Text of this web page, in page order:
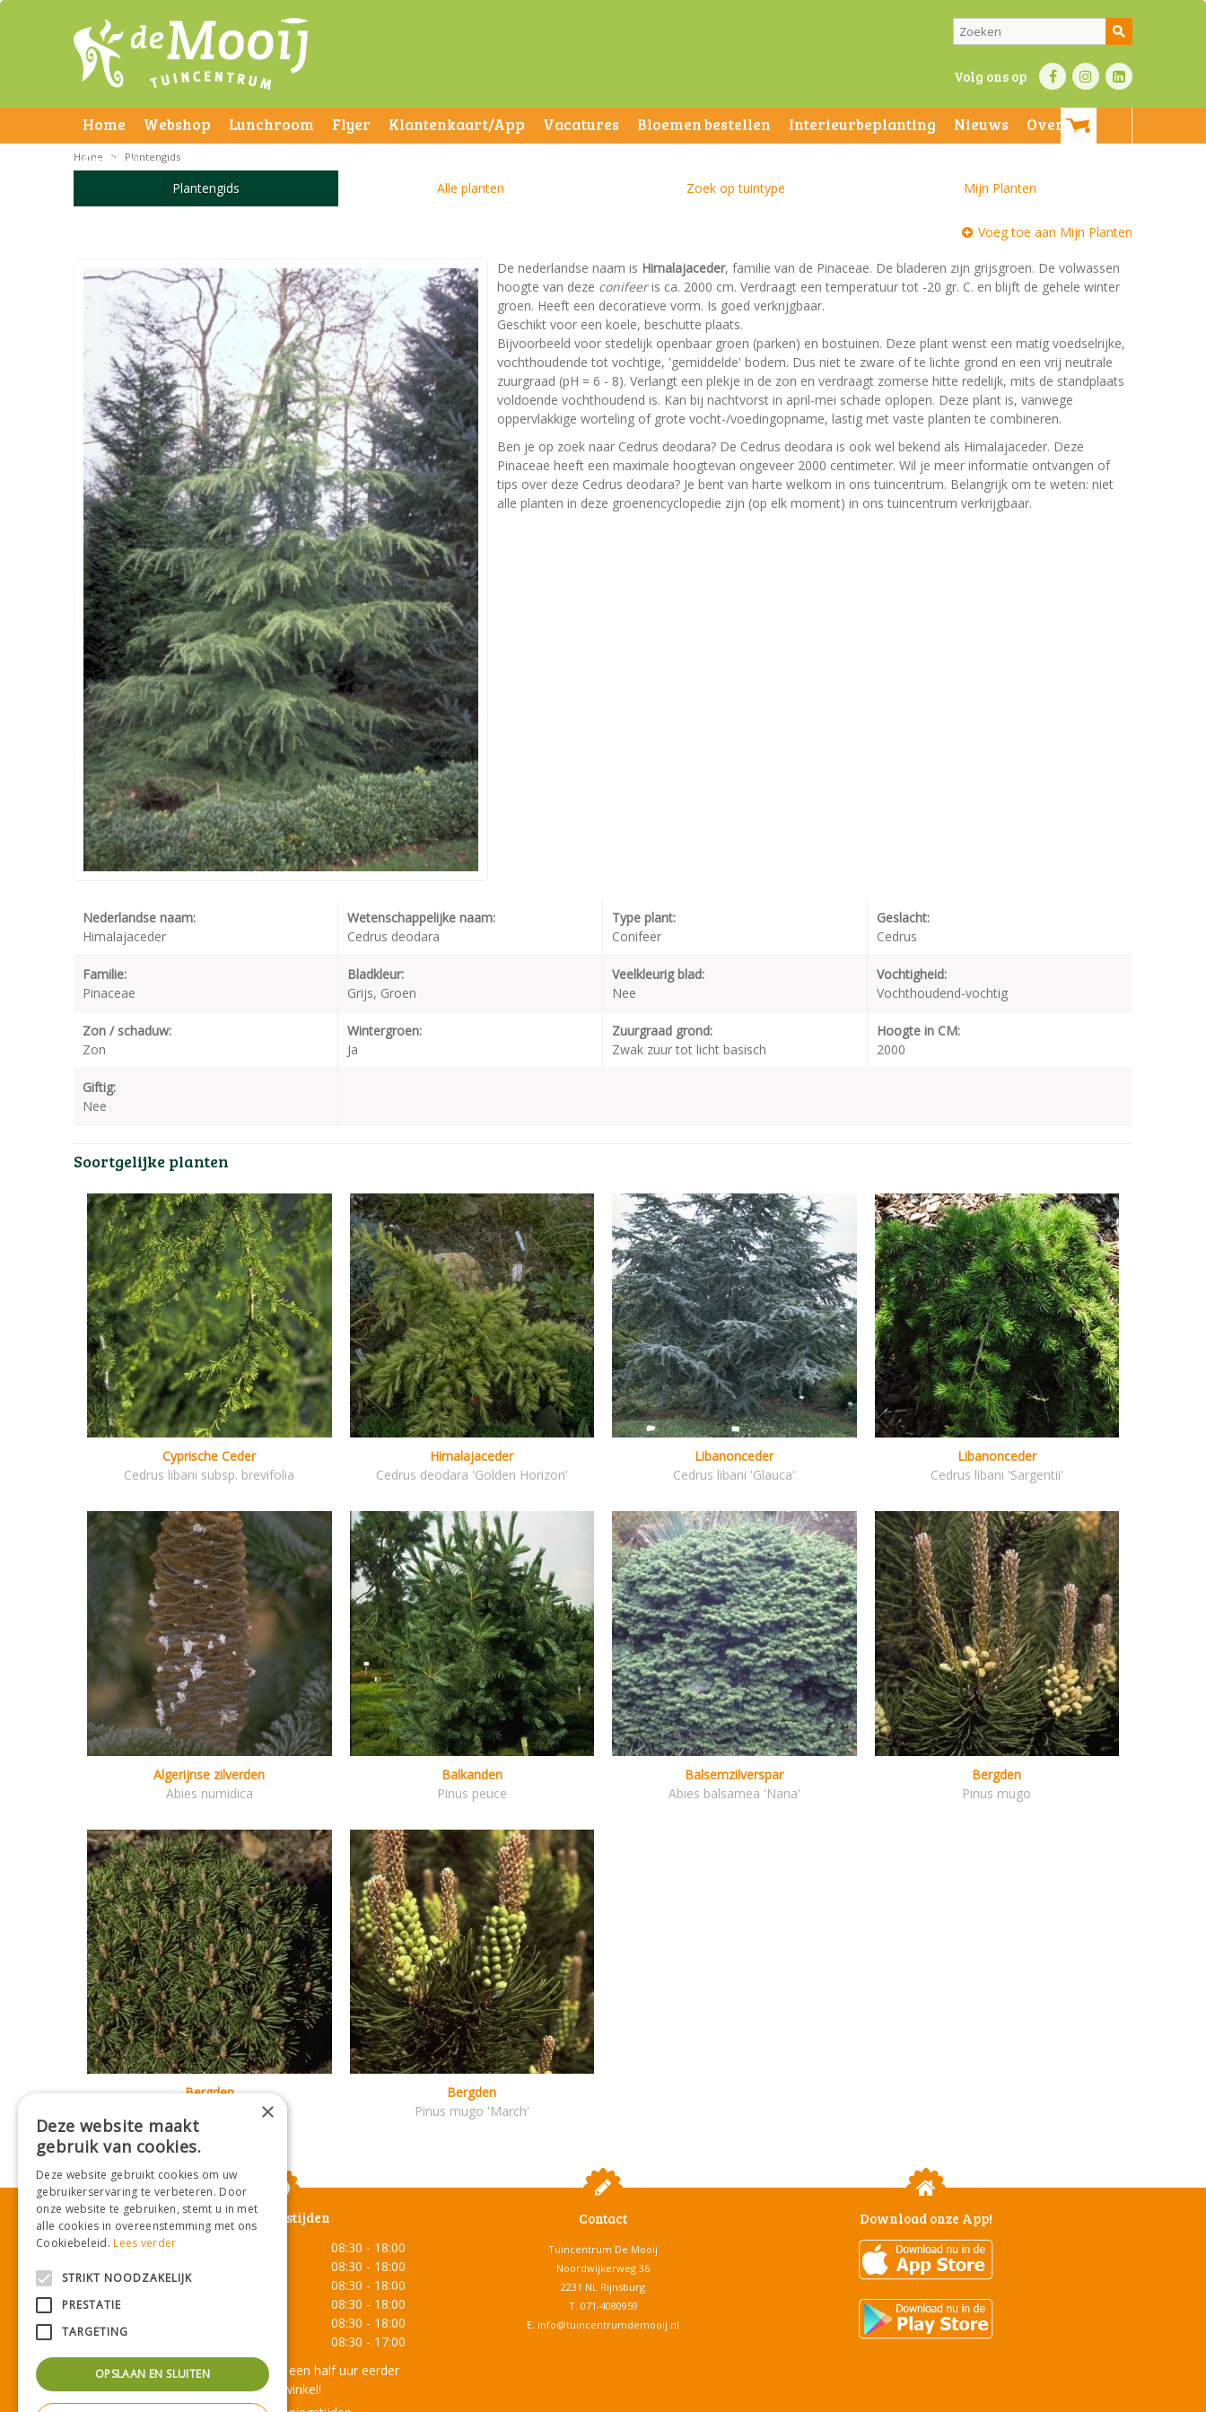
Volg ons op
Home Webshop Lunchroom Flyer Klantenkaart/App Vacatures Bloemen bestellen Interieurbeplanting Nieuws
Over ons
Contact
Home > Plantengids
Plantengids Alle planten Zoek op tuintype Mijn Planten
Voeg toe aan Mijn Planten
De nederlandse naam is Himalajaceder, familie van de Pinaceae. De bladeren zijn grijsgroen. De volwassen
hoogte van deze conifeeris ca. 2000 cm. Verdraagt een temperatuur tot -20 gr. C. en blijft de gehele winter
groen. Heeft een decoratieve vorm. Is goed verkrijgbaar.
Geschikt voor een koele, beschutte plaats.
Bijvoorbeeld voor stedelijk openbaar groen (parken) en bostuinen. Deze plant wenst een matig voedselrijke,
vochthoudende tot vochtige, 'gemiddelde' bodem. Dus niet te zware of te lichte grond en een vrij neutrale
zuurgraad (pH = 6 - 8). Verlangt een plekje in de zon en verdraagt zomerse hitte redelijk, mits de standplaats
voldoende vochthoudend is. Kan bij nachtvorst in april-mei schade oplopen. Deze plant is, vanwege
oppervlakkige worteling of grote vocht-/voedingopname, lastig met vaste planten te combineren.
Ben je op zoek naar Cedrus deodara? De Cedrus deodara is ook wel bekend als Himalajaceder. Deze
Pinaceae heeft een maximale hoogtevan ongeveer 2000 centimeter. Wil je meer informatie ontvangen of
tips over deze Cedrus deodara? Je bent van harte welkom in ons tuincentrum. Belangrijk om te weten: niet
alle planten in deze groenencyclopedie zijn (op elk moment) in ons tuincentrum verkrijgbaar.
Nederlandse naam:
Himalajaceder
Wetenschappelijke naam:
Cedrus deodara
Type plant:
Conifeer
Geslacht:
Cedrus
Familie:
Pinaceae
Bladkleur:
Grijs, Groen
Veelkleurig blad:
Nee
Vochtigheid:
Vochthoudend-vochtig
Zon / schaduw:
Zon
Wintergroen:
Ja
Zuurgraad grond:
Zwak zuur tot licht basisch
Hoogte in CM:
2000
Giftig:
Nee
Soortgelijke planten
Cyprische Ceder
Cedrus libani subsp. brevifolia
Himalajaceder
Cedrus deodara 'Golden Horizon'
Libanonceder
Cedrus libani 'Glauca'
Libanonceder
Cedrus libani 'Sargentii'
Algerijnse zilverden
Abies numidica
Balkanden
Pinus peuce
Balsemzilverspar
Abies balsamea 'Nana'
Bergden
Pinus mugo
Bergden
Pinus mugo 'Minimops'
Bergden
Pinus mugo 'March'
Openingstijden
Maandag
08:30 - 18:00
08:30 - 18:00
Woensdag
08:30 - 18:00
08:30 - 18:00
08:30 - 18:00
08:30 - 17:00
Onze lunchroom sluit een half uur eerder
dan de winkel!
Contact
Tuincentrum De Mooij
Noordwijkerweg 36
2231 NL Rijnsburg
T. 071-4080959
E. info@tuincentrumdemooij.nl
Download onze App!
×
Deze website maakt
gebruik van cookies.
Deze website gebruikt cookies om uw
gebruikerservaring te verbeteren. Door
onze website te gebruiken, stemt u in met
alle cookies in overeenstemming met ons
Cookiebeleid.Lees verder
STRIKT NOODZAKELIJK
PRESTATIE
TARGETING
OPSLAAN EN SLUITEN